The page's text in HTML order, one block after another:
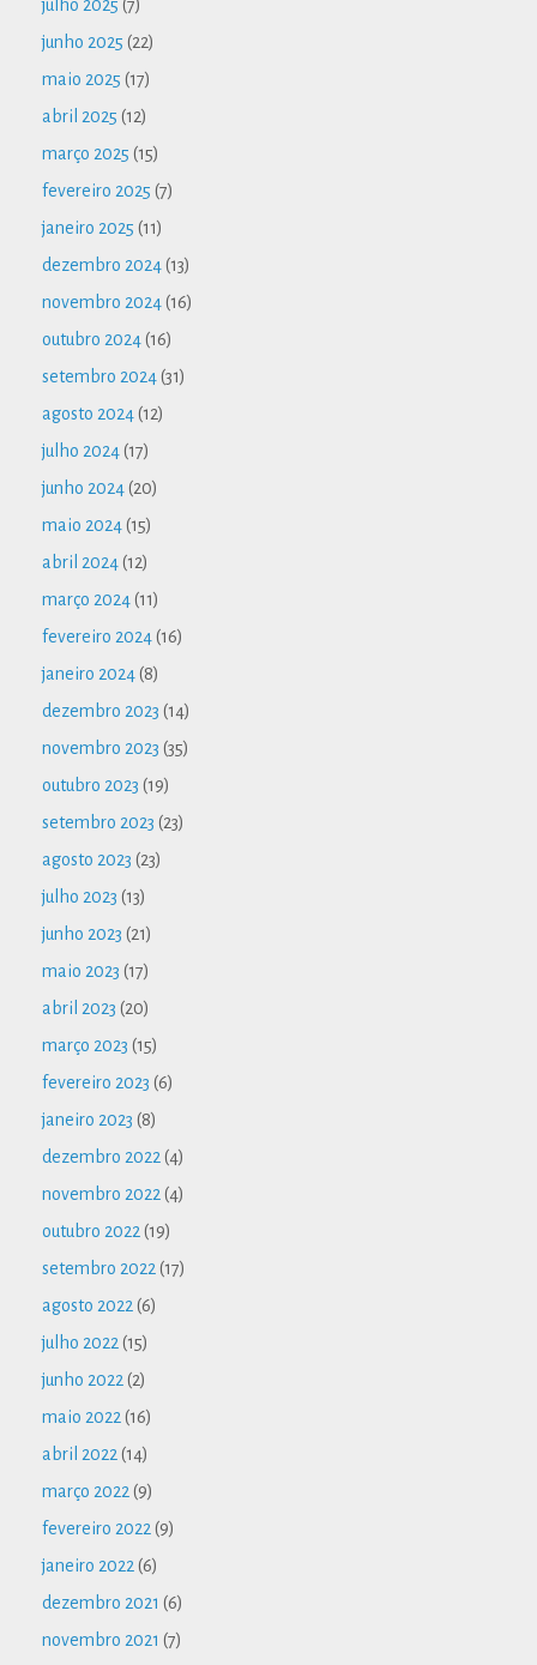
julho 2025 (7)
junho 2025 (22)
maio 2025 (17)
abril 2025 (12)
março 2025 (15)
fevereiro 2025 (7)
janeiro 2025 (11)
dezembro 2024(13)
novembro 2024(16)
outubro 2024(16)
setembro 2024(31)
agosto 2024(12)
julho 2024(17)
junho 2024(20)
maio 2024(15)
abril 2024(12)
março 2024(11)
fevereiro 2024(16)
janeiro 2024(8)
dezembro 2023 (14)
novembro 2023 (35)
outubro 2023 (19)
setembro 2023 (23)
agosto 2023 (23)
julho 2023 (13)
junho 2023 (21)
maio 2023 (17)
abril 2023 (20)
março 2023 (15)
fevereiro 2023 (6)
janeiro 2023 (8)
dezembro 2022(4)
novembro 2022(4)
outubro 2022(19)
setembro 2022(17)
agosto 2022(6)
julho 2022(15)
junho 2022(2)
maio 2022(16)
abril 2022(14)
março 2022(9)
fevereiro 2022(9)
janeiro 2022(6)
dezembro 2021 (6)
novembro 2021 (7)